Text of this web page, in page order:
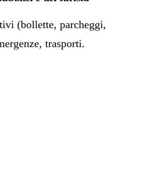
(bollette, parcheggi,
trasporti.